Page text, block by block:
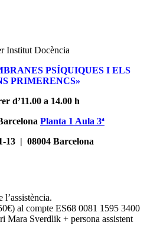
Institut Docència
PSÍQUIQUES I ELS
PRIMERENCS»
d’11.00 a 14.00 h
Planta 1 Aula 3ª
13 | 08004 Barcelona
al compte ES68 0081 1595 3400
Mara Sverdlik + persona assistent